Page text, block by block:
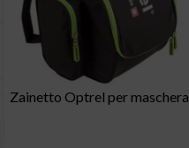
Zainetto Optrel per maschera